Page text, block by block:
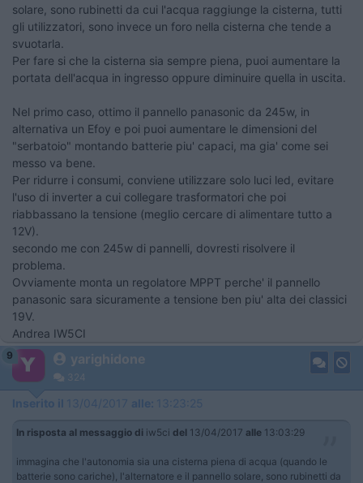
solare, sono rubinetti da cui l'acqua raggiunge la cisterna, tutti
gli utilizzatori, sono invece un foro nella cisterna che tende a
svuotarla.
Per fare si che la cisterna sia sempre piena, puoi aumentare la
portata dell'acqua in ingresso oppure diminuire quella in uscita.
Nel primo caso, ottimo il pannello panasonic da 245w, in
alternativa un Efoy e poi puoi aumentare le dimensioni del
"serbatoio" montando batterie piu' capaci, ma gia' come sei
messo va bene.
Per ridurre i consumi, conviene utilizzare solo luci led, evitare
l'uso di inverter a cui collegare trasformatori che poi
riabbassano la tensione (meglio cercare di alimentare tutto a
12V).
secondo me con 245w di pannelli, dovresti risolvere il
problema.
Ovviamente monta un regolatore MPPT perche' il pannello
panasonic sara sicuramente a tensione ben piu' alta dei classici
19V.
Andrea IW5CI
9 yarighidone
324
Inserito il 13/04/2017 alle: 13:23:25
In risposta al messaggio di iw5ci del 13/04/2017 alle 13:03:29
immagina che l'autonomia sia una cisterna piena di acqua (quando le
batterie sono cariche), l'alternatore e il pannello solare, sono rubinetti da